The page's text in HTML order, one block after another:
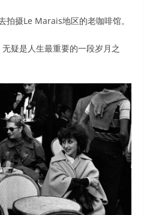
拍摄Le Marais地区的老咖啡馆。
疑是人生最重要的一段岁月之